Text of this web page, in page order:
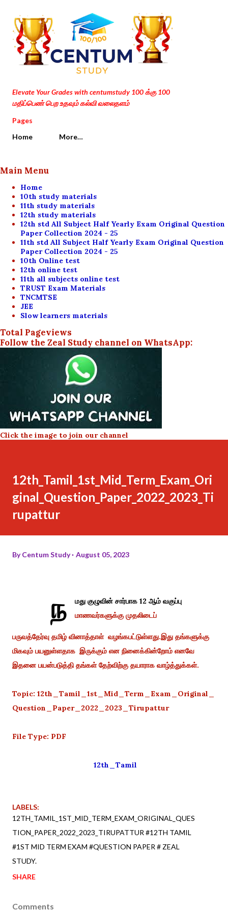
Skip to main content
Elevate Your Grades with centumstudy 100 க்கு 100
மதிப்பெண் பெற உதவும் கல்வி வலைதளம்
Pages
Home
More…
Main Menu
Home
10th study materials
11th study materials
12th study materials
12th std All Subject Half Yearly Exam Original Question
Paper Collection 2024 - 25
11th std All Subject Half Yearly Exam Original Question
Paper Collection 2024 - 25
10th Online test
12th online test
11th all subjects online test
TRUST Exam Materials
TNCMTSE
JEE
Slow learners materials
Total Pageviews
Follow the Zeal Study channel on WhatsApp:
Click the image to join our channel
12th_Tamil_1st_Mid_Term_Exam_Ori
ginal_Question_Paper_2022_2023_Ti
rupattur
ByCentum Study August 05, 2023
ந
மது குழுவின் சார்பாக 12 ஆம் வகுப்பு
மாணவர்களுக்கு முதலிடைப்
பருவத்தேர்வு தமிழ் வினாத்தாள் வழங்கபட்டுள்ளது.இது தங்களுக்கு
மிகவும் பயனுள்ளதாக இருக்கும் என நினைக்கின்றோம் எனவே
இதனை பயன்படுத்தி தங்கள் தேற்விற்கு தயாராக வாழ்த்துக்கள்.
Topic: 12th_Tamil_1st_Mid_Term_Exam_Original_
Question_Paper_2022_2023_Tirupattur
File Type: PDF
12th_Tamil
LABELS:
12TH_TAMIL_1ST_MID_TERM_EXAM_ORIGINAL_QUES
TION_PAPER_2022_2023_TIRUPATTUR #12TH TAMIL
#1ST MID TERM EXAM #QUESTION PAPER # ZEAL
STUDY.
SHARE
Comments